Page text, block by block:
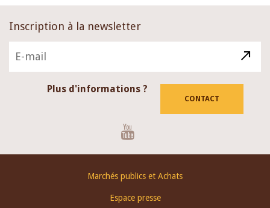
Inscription à la newsletter
Plus d'informations ?
CONTACT
Marchés publics et Achats
Espace presse